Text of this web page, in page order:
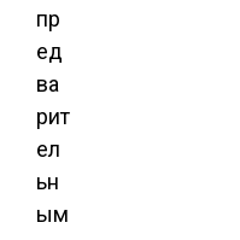
пр
ед
ва
рит
ел
ьн
ым